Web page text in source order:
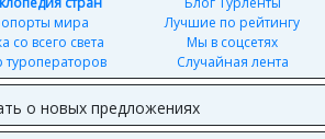
мира
со всего света
туроператоров
Лучшие по рейтингу
Мы в соцсетях
Случайная лента
о новых предложениях